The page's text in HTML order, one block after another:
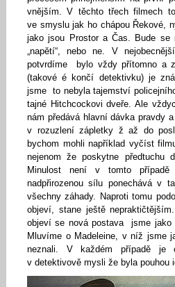
vnějším. V těchto třech filmech
ve smyslu jak ho chápou Řekové,
jako jsou Prostor a Čas. Bude
„napětí“, nebo ne. V
potvrdíme bylo vždy přítomno a
(takové é končí detektivku) je
jsme to nebyla tajemství
tajné Hitchcockovi dveře. Ale
nám předává hlavní dávka pravdy
v rozuzlení zápletky ž až do
bychom mohli například vyčíst
nejenom že poskytne předtuchu
Minulost není v tomto
nadpřirozenou sílu ponechává v
všechny záhady. Naproti tomu
objeví, stane ještě
objeví se nová postava jsme jako
Mluvíme o Madeleine, v níž jsme
neznali. V každém případě je
v detektivově mysli že byla pouhou